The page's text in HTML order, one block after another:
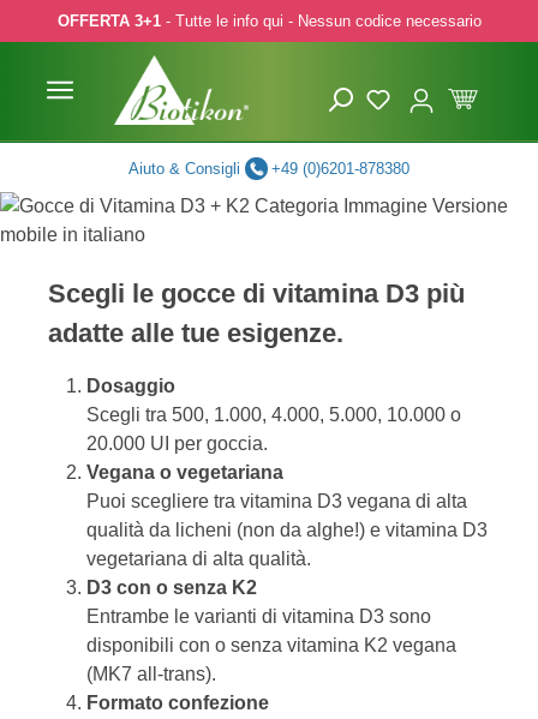
to main content
Skip to search
Skip to main navigation
OFFERTA 3+1- Tutte le info qui - Nessun codice necessario
Aiuto & Consigli +49 (0)6201-878380
Scegli le gocce di vitamina D3 più
adatte alle tue esigenze.
Dosaggio
Scegli tra 500, 1.000, 4.000, 5.000, 10.000 o
20.000 UI per goccia.
Vegana o vegetariana
Puoi scegliere tra vitamina D3 vegana di alta
qualità da licheni (non da alghe!) e vitamina D3
vegetariana di alta qualità.
D3 con o senza K2
Entrambe le varianti di vitamina D3 sono
disponibili con o senza vitamina K2 vegana
(MK7 all-trans).
Formato confezione